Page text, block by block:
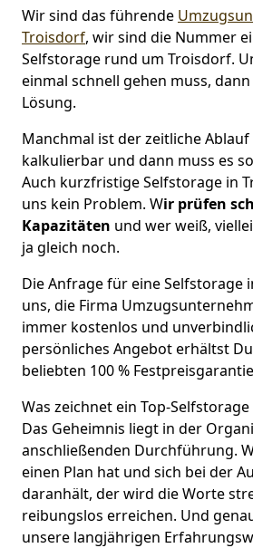
Wir sind das führende
Troisdorf, wir sind die Nummer
Selfstorage rund um Troisdorf.
einmal schnell gehen muss,
Lösung.
Manchmal ist der zeitliche
kalkulierbar und dann muss es
Auch kurzfristige Selfstorage in
uns kein Problem. Wir prüfen
Kapazitäten und wer weiß,
ja gleich noch.
Die Anfrage für eine Selfstorage
uns, die Firma
immer kostenlos und
persönliches Angebot erhältst
beliebten 100 %
Was zeichnet ein Top-
Das Geheimnis liegt in der
anschließenden Durchführung.
einen Plan hat und sich bei der
daranhält, der wird die Worte
reibungslos erreichen. Und
unsere langjährigen